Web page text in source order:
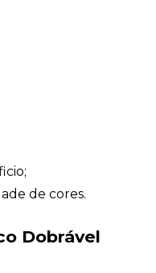
de cores.
Dobrável